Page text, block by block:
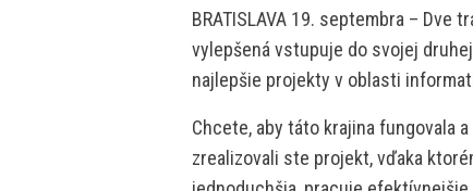
BRATISLAVA 19. septembra – Dve
vylepšená vstupuje do svojej
najlepšie projekty v oblasti
Chcete, aby táto krajina fungovala
zrealizovali ste projekt, vďaka